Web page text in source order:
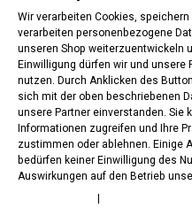
IHR KUNDENBEREICH
KONTAKT
FOLLOW US
NEWSLETTER
Wir verarbeiten Cookies,
verarbeiten personenbezogene
unseren Shop weiterzuentwickeln
Einwilligung dürfen wir und unsere
nutzen. Durch Anklicken des
sich mit der oben beschriebenen
unsere Partner einverstanden. Sie
Informationen zugreifen und Ihre
zustimmen oder ablehnen. Einige
bedürfen keiner Einwilligung des
Auswirkungen auf den Betrieb
|